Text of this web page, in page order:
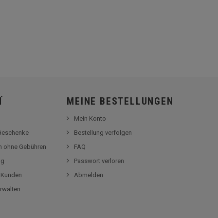
ohne Gebühren
MEINE BESTELLUNGEN
Mein Konto
Bestellung verfolgen
FAQ
Passwort verloren
Abmelden